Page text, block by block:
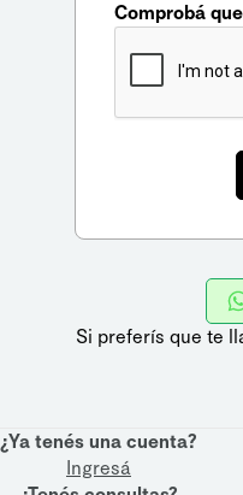
Comprobá
Si preferís que te
¿Ya tenés una cuenta?
Ingresá